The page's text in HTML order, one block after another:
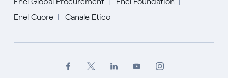
Enel Cuore
Canale Etico